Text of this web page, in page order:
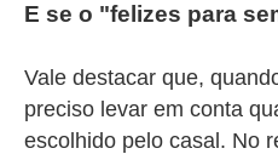
E se o "felizes para
Vale destacar que,
preciso levar em conta
escolhido pelo casal. No